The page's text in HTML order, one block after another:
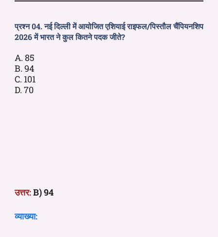
प्रश्न 04. नई दिल्ली में आयोजित एशियाई राइफल/पिस्तौल चैंपियनशिप
2026 में भारत ने कुल कितने पदक जीते?
A. 85
B. 94
C. 101
D. 70
उत्तर:B) 94
व्याख्या: